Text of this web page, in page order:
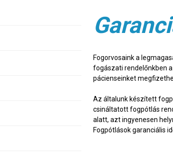
Fogorvosaink a
fogászati rendelőnkben
pácienseinket
Az általunk készített
csináltatott fogpótlás
alatt, azt ingyenesen
Fogpótlások garanciális